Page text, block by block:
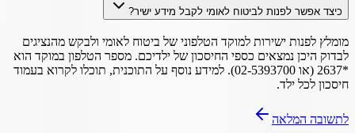
כיצד אפשר לפנות לביטוח לאומי לקבל מידע ישיר?
מומלץ לפנות ישירות למוקד הטלפוני של ביטוח לאומי ולבקש מהנציגים
לבדוק היכן נמצאים כספי החיסכון של ילדיכם. מספר הטלפון במוקד הוא
*2637 (או 02-5393700). למידע נוסף על התוכנית, תוכלו לקרוא בעמוד
חיסכון לכל ילד.
לתשובה המלאה